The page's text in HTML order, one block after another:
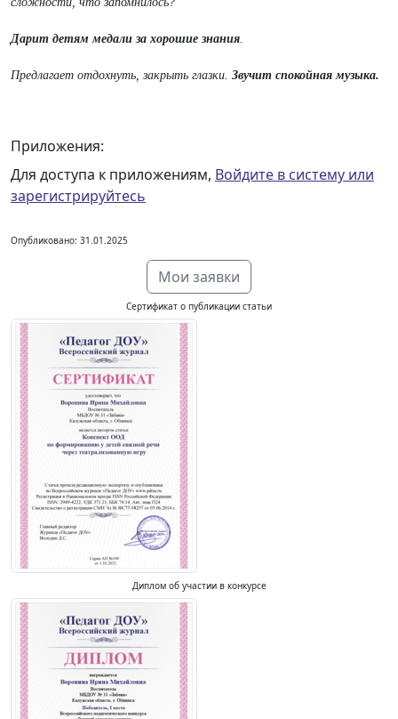
Дарит детям медали за хорошие знания.
Предлагает отдохнуть, закрыть глазки. Звучит спокойная музыка.
Приложения:
Для доступа к приложениям, Войдите в систему или
зарегистрируйтесь
Опубликовано: 31.01.2025
Мои заявки
Сертификат о публикации статьи
Диплом об участии в конкурсе